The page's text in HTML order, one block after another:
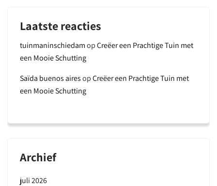
Laatste reacties
tuinmaninschiedamopCreëer een Prachtige Tuin met
een Mooie Schutting
Saïda buenos airesopCreëer een Prachtige Tuin met
een Mooie Schutting
Archief
juli 2026